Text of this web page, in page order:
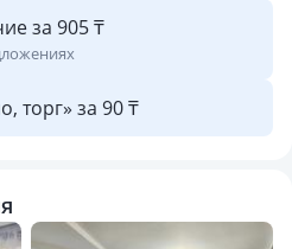
за 905 ₸
торг» за 90 ₸